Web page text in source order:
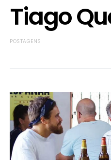
Tiago
POSTAGENS